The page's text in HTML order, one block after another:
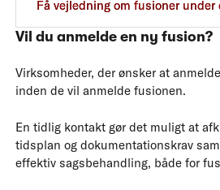
Få vejledning om fusioner
Vil du anmelde en ny fusion?
Virksomheder, der ønsker at
inden de vil anmelde fusionen.
En tidlig kontakt gør det muligt at
tidsplan og dokumentationskrav
effektiv sagsbehandling, både for